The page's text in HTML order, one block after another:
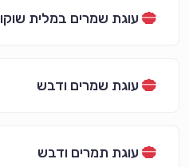
עוגת שמרים במלית
עוגת שמרים ודבש
עוגת תמרים ודבש